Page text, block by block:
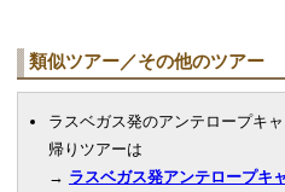
類似ツアー／その他のツアー
ラスベガス発のアンテロープキ
帰りツアーは
→ ラスベガス発アンテロープキ